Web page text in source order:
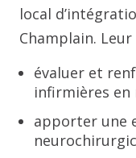
local
Champlain.
évaluer et
infirmières en
apporter une